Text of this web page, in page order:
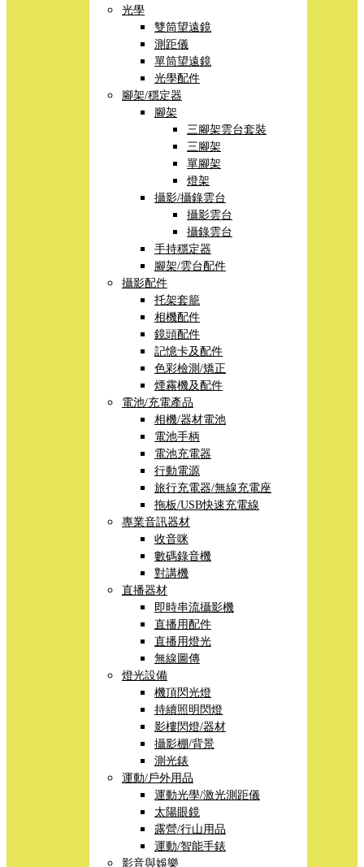
光學
雙筒望遠鏡
測距儀
單筒望遠鏡
光學配件
腳架/穩定器
腳架
三腳架雲台套裝
三腳架
單腳架
燈架
攝影/攝錄雲台
攝影雲台
攝錄雲台
手持穩定器
腳架/雲台配件
攝影配件
托架套籠
相機配件
鏡頭配件
記憶卡及配件
色彩檢測/矯正
煙霧機及配件
電池/充電產品
相機/器材電池
電池手柄
電池充電器
行動電源
旅行充電器/無線充電座
拖板/USB快速充電線
專業音訊器材
收音咪
數碼錄音機
對講機
直播器材
即時串流攝影機
直播用配件
直播用燈光
無線圖傳
燈光設備
機頂閃光燈
持續照明閃燈
影樓閃燈/器材
攝影棚/背景
測光錶
運動/戶外用品
運動光學/激光測距儀
太陽眼鏡
露營/行山用品
運動/智能手錶
影音與娛樂